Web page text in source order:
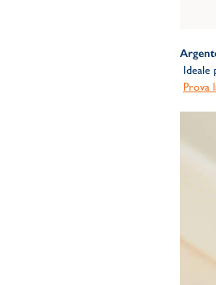
Ideale
Prova